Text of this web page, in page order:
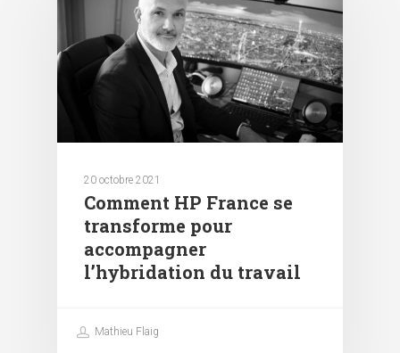
20 octobre 2021
Comment HP France se
transforme pour
accompagner
l’hybridation du travail
Mathieu Flaig